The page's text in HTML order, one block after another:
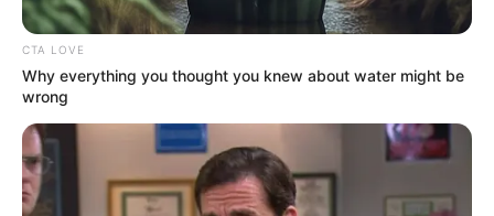
CTA LOVE
Why everything you thought you knew about water might be
wrong